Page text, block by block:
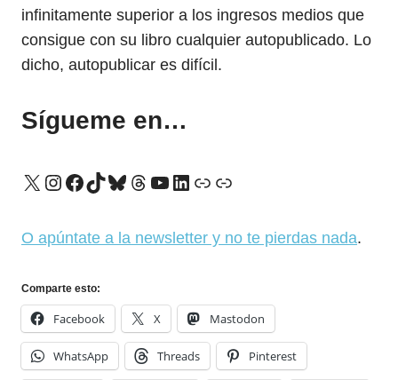
infinitamente superior a los ingresos medios que
consigue con su libro cualquier autopublicado. Lo
dicho, autopublicar es difícil.
Sígueme en…
X Instagram
Facebook
TikTok
Bluesky
Threads
YouTube
LinkedIn
Enlace
Enlace
O apúntate a la newsletter y no te pierdas nada.
Comparte esto:
Facebook X Mastodon
WhatsApp Threads Pinterest